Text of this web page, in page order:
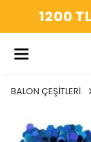
1200
BALON ÇEŞİTLERİ